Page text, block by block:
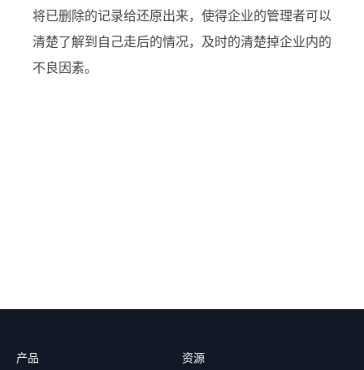
将已删除的记录给还原出来，使得企业的管理者可以
清楚了解到自己走后的情况，及时的清楚掉企业内的
不良因素。
产品 资源